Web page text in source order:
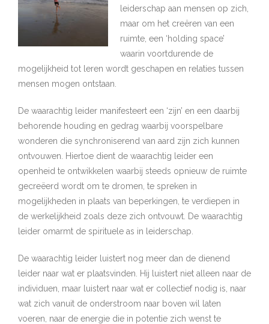
leiderschap aan mensen op zich,
maar om het creëren van een
ruimte, een ‘holding space’
waarin voortdurende de
mogelijkheid tot leren wordt geschapen en relaties tussen
mensen mogen ontstaan.
De waarachtig leider manifesteert een ‘zijn’ en een daarbij
behorende houding en gedrag waarbij voorspelbare
wonderen die synchroniserend van aard zijn zich kunnen
ontvouwen. Hiertoe dient de waarachtig leider een
openheid te ontwikkelen waarbij steeds opnieuw de ruimte
gecreëerd wordt om te dromen, te spreken in
mogelijkheden in plaats van beperkingen, te verdiepen in
de werkelijkheid zoals deze zich ontvouwt. De waarachtig
leider omarmt de spirituele as in leiderschap.
De waarachtig leider luistert nog meer dan de dienend
leider naar wat er plaatsvinden. Hij luistert niet alleen naar de
individuen, maar luistert naar wat er collectief nodig is, naar
wat zich vanuit de onderstroom naar boven wil laten
voeren, naar de energie die in potentie zich wenst te